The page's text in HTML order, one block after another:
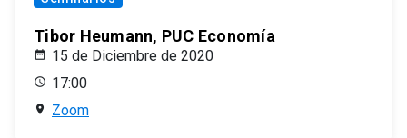
Tibor Heumann, PUC Economía
15 de Diciembre de 2020
17:00
Zoom